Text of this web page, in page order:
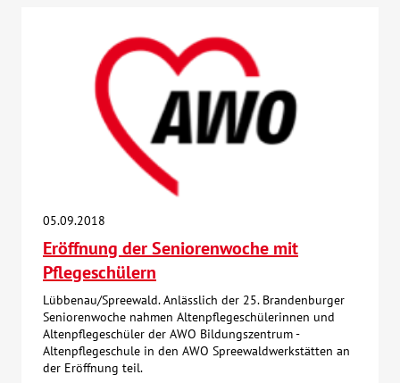
05.09.2018
Eröffnung der Seniorenwoche mit
Pflegeschülern
Lübbenau/Spreewald. Anlässlich der 25. Brandenburger
Seniorenwoche nahmen Altenpflegeschülerinnen und
Altenpflegeschüler der AWO Bildungszentrum -
Altenpflegeschule in den AWO Spreewaldwerkstätten an
der Eröffnung teil.